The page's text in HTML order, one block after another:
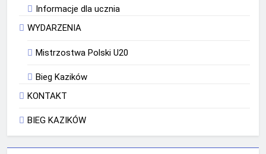
Informacje dla ucznia
WYDARZENIA
Mistrzostwa Polski U20
Bieg Kazików
KONTAKT
BIEG KAZIKÓW